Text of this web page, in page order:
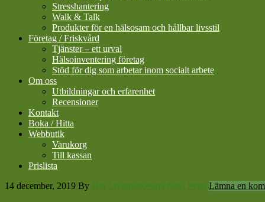
Stresshantering
Walk & Talk
Produkter för en hälsosam och hållbar livsstil
Företag / Friskvård
Tjänster – ett urval
Hälsoinventering företag
Stöd för dig som arbetar inom socialt arbete
Om oss
Utbildningar och erfarenhet
Recensioner
Kontakt
Boka / Hitta
Webbutik
Varukorg
Till kassan
Prislista
14 december, 2019 By Din LivsstilsResurs Nina Plato Lämna en